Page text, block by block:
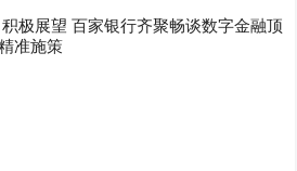
极展望 百家银行齐聚畅谈数字金融顶
准施策